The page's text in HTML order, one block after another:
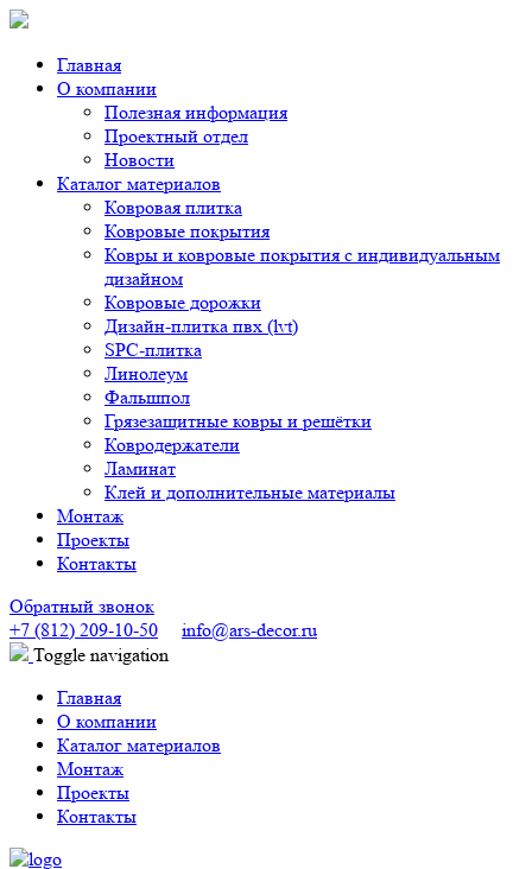
Главная
О компании
Полезная информация
Проектный отдел
Новости
Каталог материалов
Ковровая плитка
Ковровые покрытия
Ковры и ковровые покрытия с индивидуальным
дизайном
Ковровые дорожки
Дизайн-плитка пвх (lvt)
SPC-плитка
Линолеум
Фальшпол
Грязезащитные ковры и решётки
Ковродержатели
Ламинат
Клей и дополнительные материалы
Монтаж
Проекты
Контакты
Обратный звонок
+7 (812) 209-10-50
info@ars-decor.ru
Toggle navigation
Главная
О компании
Каталог материалов
Монтаж
Проекты
Контакты